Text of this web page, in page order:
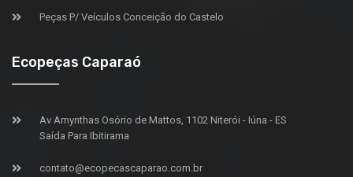
Peças P/ Veículos Conceição do Castelo
Ecopeças Caparaó
Av Amynthas Osório de Mattos, 1102 Niterói - Iúna - ES
Saída Para Ibitirama
contato@ecopecascaparao.com.br